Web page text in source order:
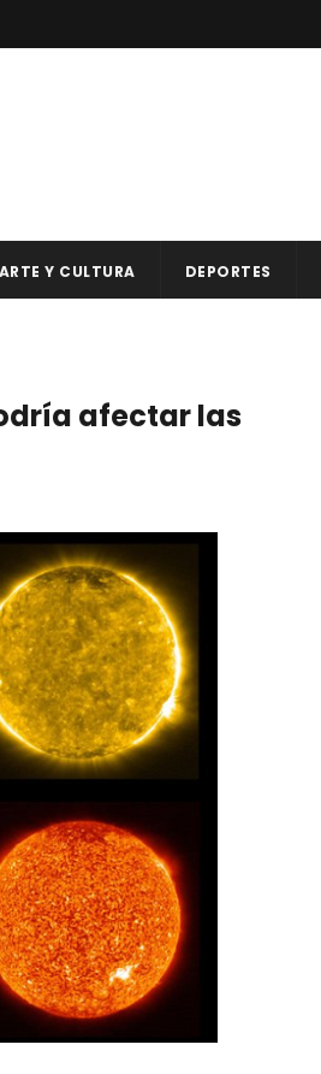
ARTE Y CULTURA DEPORTES
afectar las